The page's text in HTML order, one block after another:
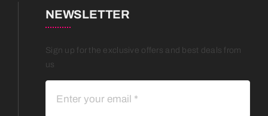
NEWSLETTER
Sign up for the exclusive offers and best deals from
us